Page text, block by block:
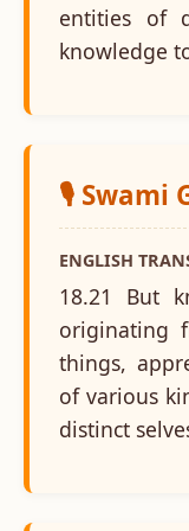
entities of
knowledge
🎙️ Swami
ENGLISH
18.21 But
originating
things,
of various
distinct